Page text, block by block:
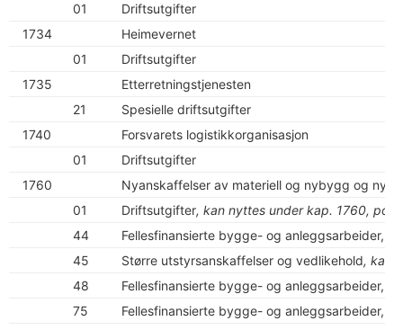
01
Driftsutgifter
1734
Heimevernet
01
Driftsutgifter
1735
Etterretningstjenesten
21
Spesielle driftsutgifter
1740
Forsvarets logistikkorganisasjon
01
Driftsutgifter
1760
Nyanskaffelser av materiell og nybygg og
01
Driftsutgifter, kan nyttes under kap. 1760,
44
Fellesfinansierte bygge- og anleggsarbeider,
45
Større utstyrsanskaffelser og vedlikehold, kan
48
Fellesfinansierte bygge- og anleggsarbeider,
75
Fellesfinansierte bygge- og anleggsarbeider,